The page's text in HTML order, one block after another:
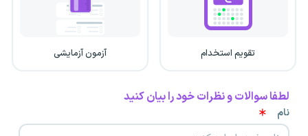
تقویم استخدام آزمون آزمایشی
لطفا سوالات و نظرات خود را بیان کنید
نام